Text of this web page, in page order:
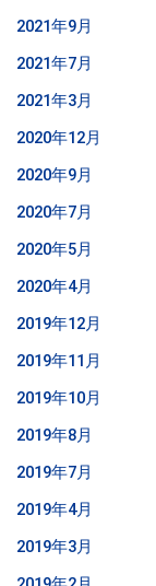
2021年9月
2021年7月
2021年3月
2020年12月
2020年9月
2020年7月
2020年5月
2020年4月
2019年12月
2019年11月
2019年10月
2019年8月
2019年7月
2019年4月
2019年3月